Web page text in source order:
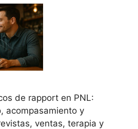
de rapport en PNL:
acompasamiento y
ventas, terapia y